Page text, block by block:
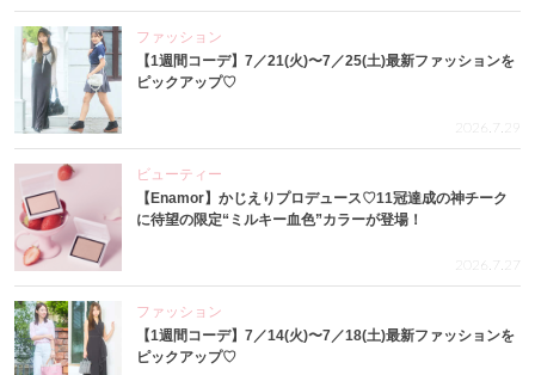
ファッション
【1週間コーデ】7／21(火)〜7／25(土)最新ファッションを
ピックアップ♡
2026.7.29
ビューティー
【Enamor】かじえりプロデュース♡11冠達成の神チーク
に待望の限定“ミルキー血色”カラーが登場！
2026.7.27
ファッション
【1週間コーデ】7／14(火)〜7／18(土)最新ファッションを
ピックアップ♡